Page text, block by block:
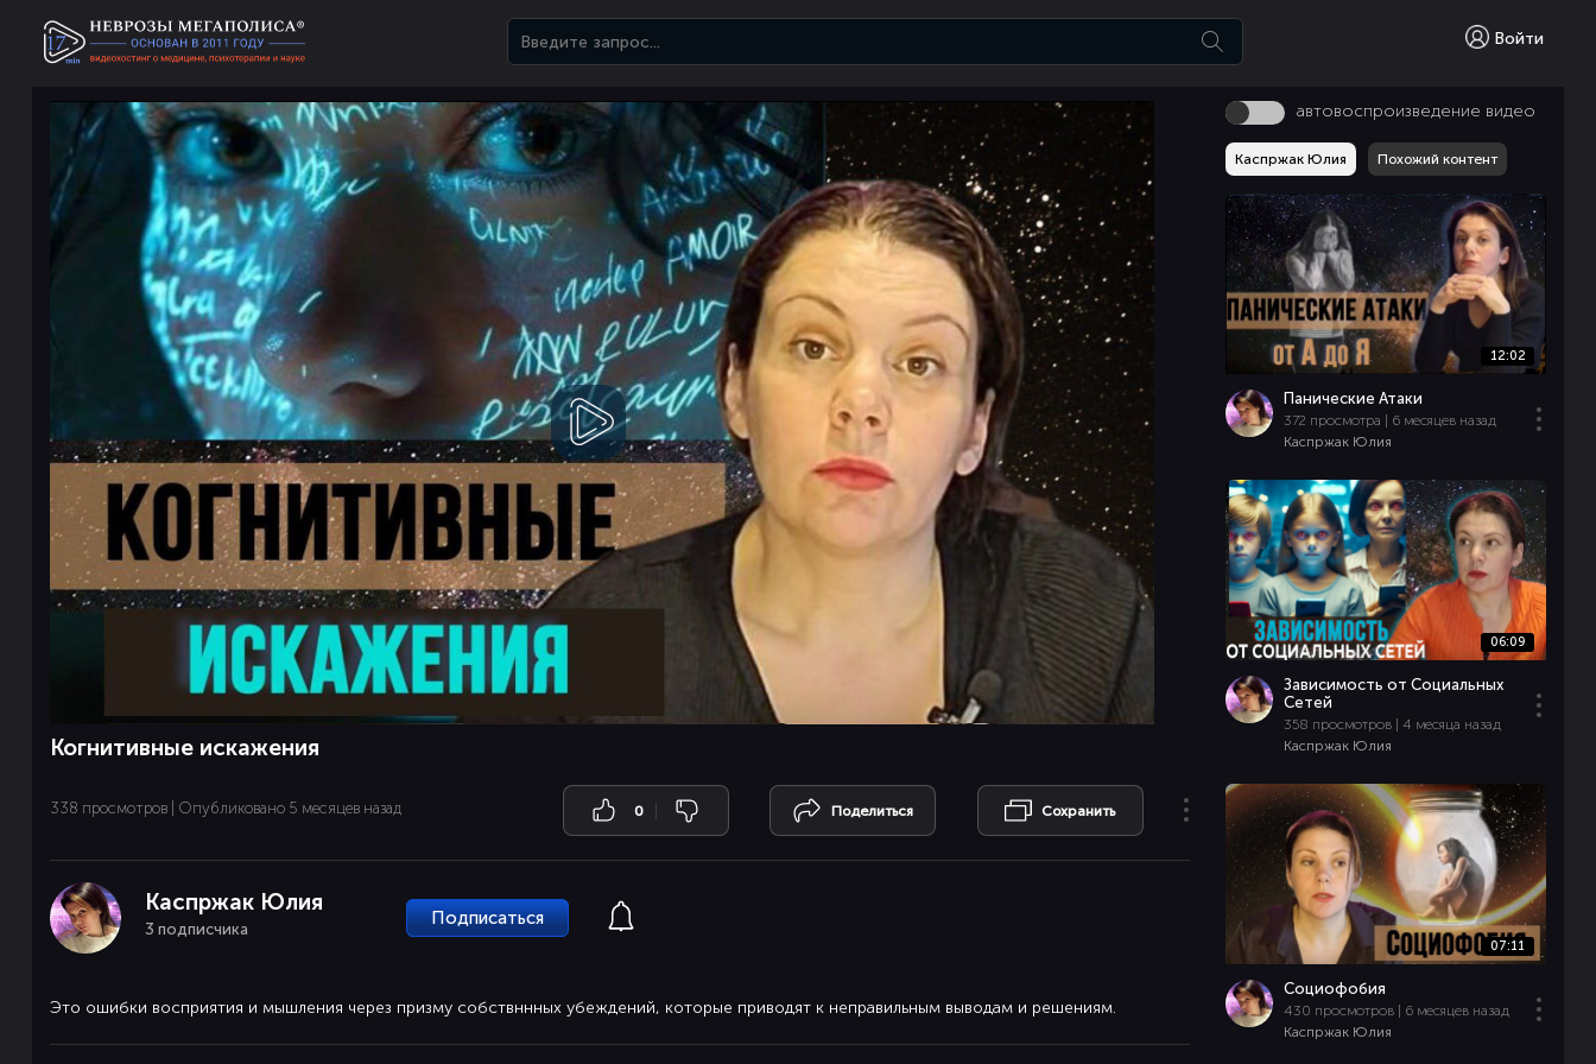
Войти
Смотреть
видео
Когнитивные искажения
338 просмотров | Опубликовано 5 месяцев назад 0 Поделиться Сохранить
Каспржак Юлия
3 подписчика
Подписаться
Это ошибки восприятия и мышления через призму собствннных убеждений, которые приводят к неправильным выводам и решениям.
автовоспроизведение видео
Каспржак Юлия Похожий контент
12:02
Панические Атаки
372 просмотра | 6 месяцев назад
Каспржак Юлия
06:09
Зависимость от Социальных
Сетей
358 просмотров | 4 месяца назад
Каспржак Юлия
07:11
Социофобия
430 просмотров | 6 месяцев назад
Каспржак Юлия